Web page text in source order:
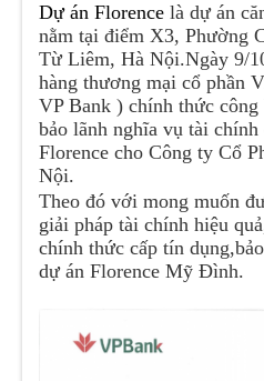
Dự án Florence là dự án
nằm tại điểm X3, Phường
Từ Liêm, Hà Nội.Ngày 9/
hàng thương mại cổ phần
VP Bank ) chính thức
bảo lãnh nghĩa vụ tài
Florence cho Công ty Cổ
Nội.
Theo đó với mong muốn
giải pháp tài chính hiệu
chính thức cấp tín
dự án Florence Mỹ Đình.